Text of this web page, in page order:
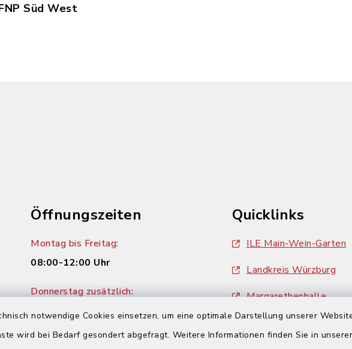
notwendige Cookies einsetzen, um eine optimale Darstellung unserer
wird bei Bedarf gesondert abgefragt. Weitere Informationen finden Sie in
Süd West
Öffnungszeiten
Montag bis Freitag:
08:00-12:00 Uhr
Donnerstag zusätzlich:
14:00-18:00 Uhr
Quicklinks
ILE Main-Wein-Garten
Landkreis Würzburg
Margarethenhalle
ZweiUferLand